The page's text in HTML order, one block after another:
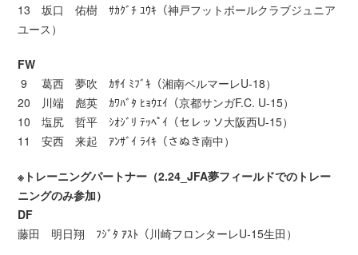
13 坂口 佑樹 ｻｶｸﾞﾁ ﾕｳｷ（神戸フットボールクラブジュニア
ユース）
FW
9 葛西 夢吹 ｶｻｲ ﾐﾌﾞｷ（湘南ベルマーレU-18）
20 川端 彪英 ｶﾜﾊﾞﾀ ﾋｮｳｴｲ（京都サンガF.C. U-15）
10 塩尻 哲平 ｼｵｼﾞﾘ ﾃｯﾍﾟｲ（セレッソ大阪西U-15）
11 安西 来起 ｱﾝｻﾞｲ ﾗｲｷ（さぬき南中）
※トレーニングパートナー（2.24_JFA夢フィールドでのトレー
ニングのみ参加）
DF
藤田 明日翔 ﾌｼﾞﾀ ｱｽﾄ（川崎フロンターレU-15生田）